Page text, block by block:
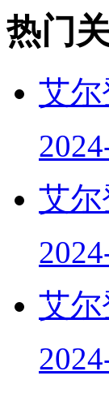
热门
艾尔
艾尔
艾尔